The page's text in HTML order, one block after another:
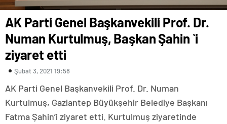
AK Parti Genel Başkanvekili Prof. Dr.
Numan Kurtulmuş, Başkan Şahin `i
ziyaret etti
Şubat 3, 2021 19:58
AK Parti Genel Başkanvekili Prof. Dr. Numan
Kurtulmuş, Gaziantep Büyükşehir Belediye Başkanı
Fatma Şahin’i ziyaret etti. Kurtulmuş ziyaretinde